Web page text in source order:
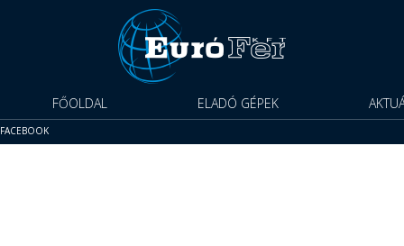
FŐOLDAL ELADÓ GÉPEK
FACEBOOK